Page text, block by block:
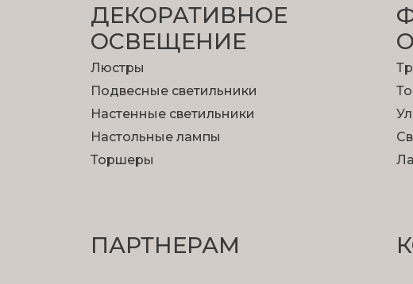
ДЕКОРАТИВНОЕ
ОСВЕЩЕНИЕ
Люстры
Подвесные светильники
Настенные светильники
Настольные лампы
Торшеры
ПАРТНЕРАМ